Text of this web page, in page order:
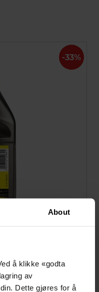
About
å klikke «godta
av
Dette gjøres for å
-33%